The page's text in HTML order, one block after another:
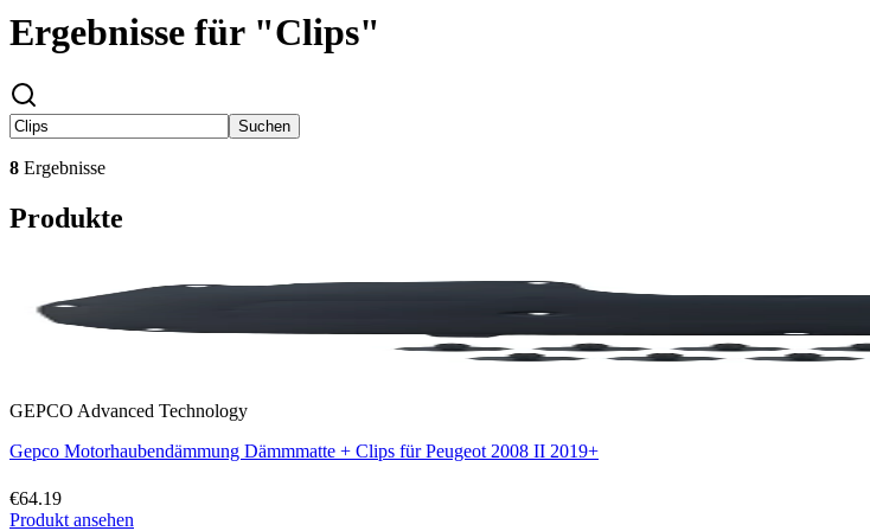
Ergebnisse für "Clips"
Suchen
8 Ergebnisse
Produkte
GEPCO Advanced Technology
Gepco Motorhaubendämmung Dämmmatte + Clips für Peugeot 2008 II 2019+
€64.19
Produkt ansehen